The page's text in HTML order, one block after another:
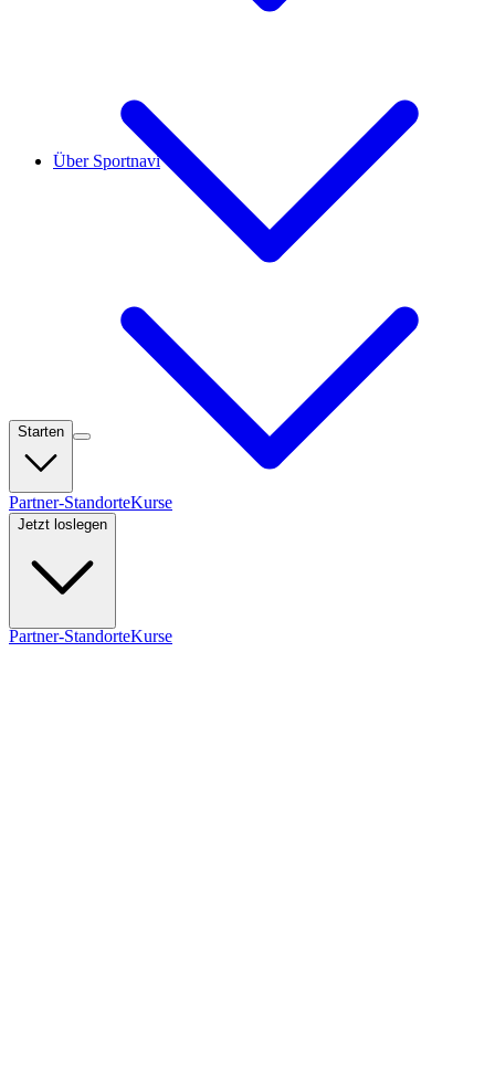
Starten
Partner-StandorteKurse
Jetzt loslegen
Über Sportnavi
Partner-StandorteKurse